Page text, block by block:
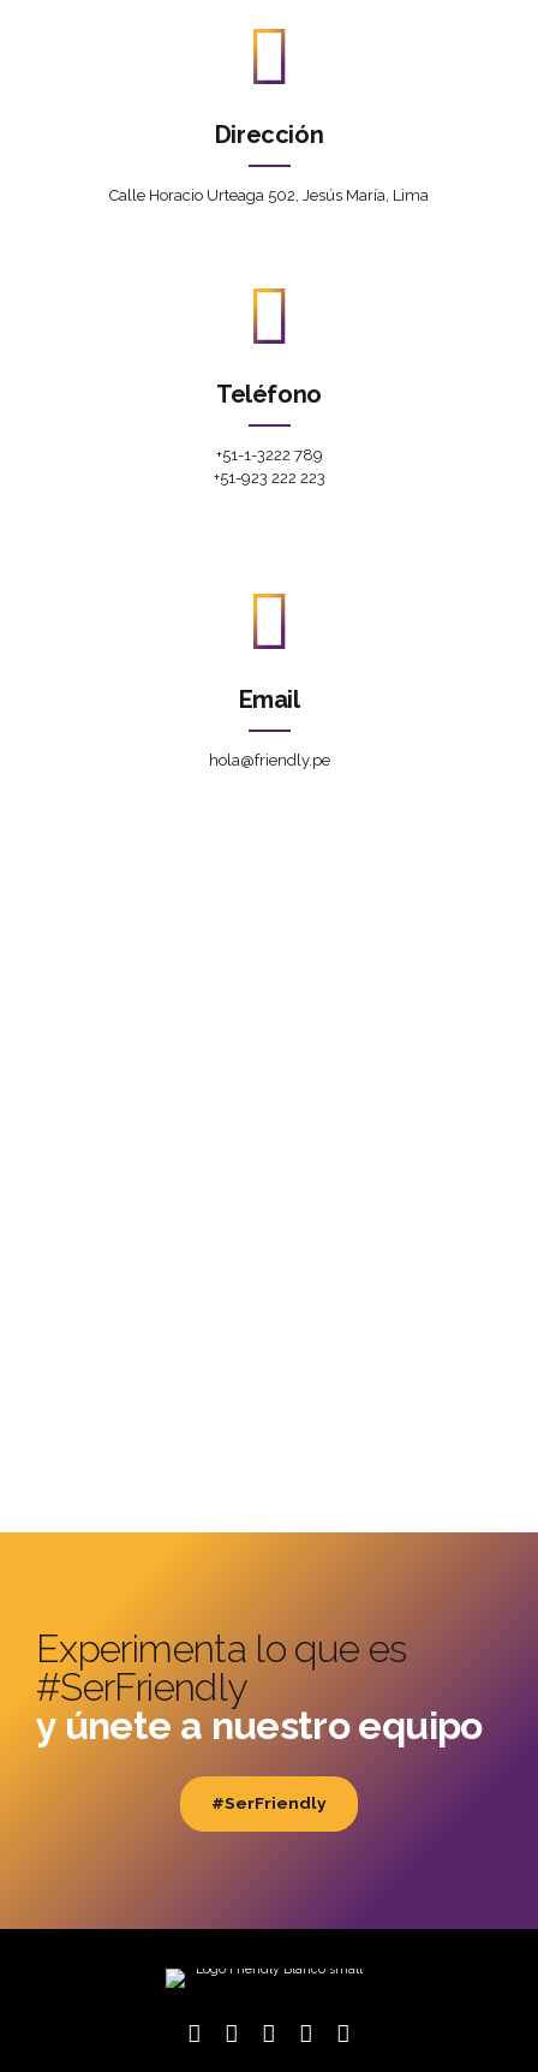
Dirección
Calle Horacio Urteaga 502, Jesús María, Lima
Teléfono
+51-1-3222 789
+51-923 222 223
Email
hola@friendly.pe
Experimenta lo que es
#SerFriendly
y únete a nuestro equipo
#SerFriendly